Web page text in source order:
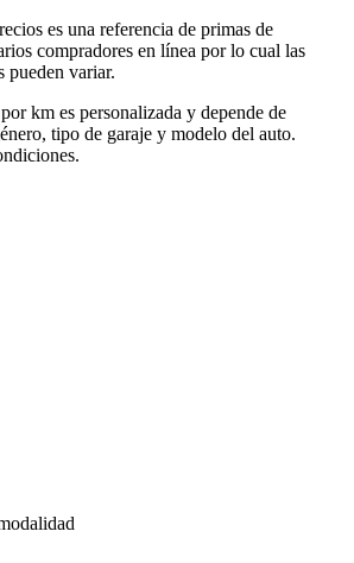
es una referencia de primas de
compradores en línea por lo cual las
pueden variar.
km es personalizada y depende de
tipo de garaje y modelo del auto.